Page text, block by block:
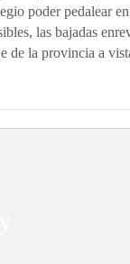
poder pedalear
las bajadas
de la provincia a